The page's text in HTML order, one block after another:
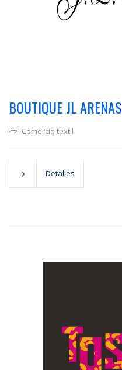
BOUTIQUE JL ARENAS
Comercio textil
Detalles